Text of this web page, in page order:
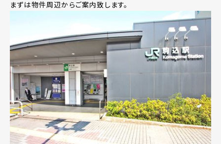
まずは物件周辺からご案内致します。